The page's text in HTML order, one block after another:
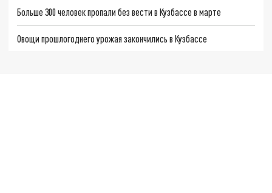
Больше 300 человек пропали без вести в Кузбассе в марте
Овощи прошлогоднего урожая закончились в Кузбассе